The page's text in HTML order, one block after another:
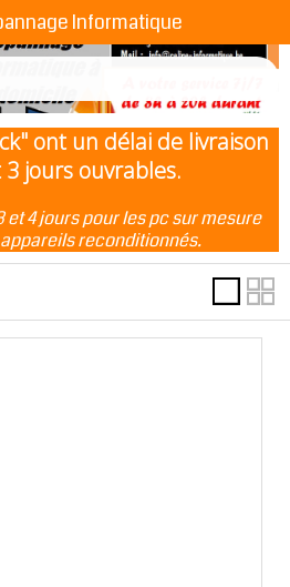
Informatique
ont un délai de livraison
jours ouvrables.
et 4 jours pour les pc sur mesure
reconditionnés.